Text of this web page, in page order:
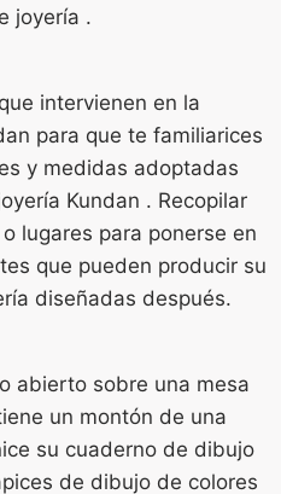
joyería .
intervienen en la
para que te familiarices
y medidas adoptadas
Kundan . Recopilar
lugares para ponerse en
que pueden producir su
diseñadas después.
abierto sobre una mesa
un montón de una
su cuaderno de dibujo
de dibujo de colores